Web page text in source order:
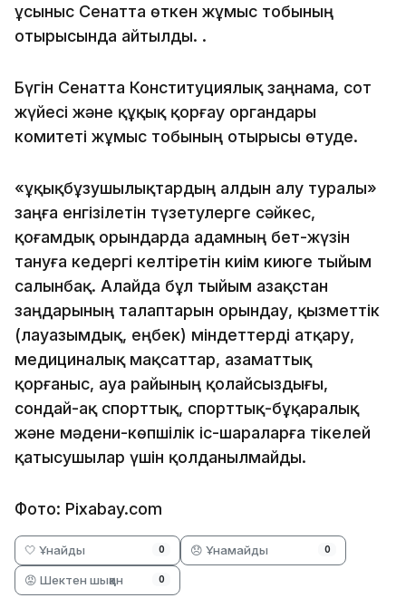
ұсыныс Сенатта өткен жұмыс тобының
отырысында айтылды. .
Бүгін Сенатта Конституциялық заңнама, сот
жүйесі және құқық қорғау органдары
комитеті жұмыс тобының отырысы өтуде.
«Құқықбұзушылықтардың алдын алу туралы»
заңға енгізілетін түзетулерге сәйкес,
қоғамдық орындарда адамның бет-жүзін
тануға кедергі келтіретін киім киюге тыйым
салынбақ. Алайда бұл тыйым Қазақстан
заңдарының талаптарын орындау, қызметтік
(лауазымдық, еңбек) міндеттерді атқару,
медициналық мақсаттар, азаматтық
қорғаныс, ауа райының қолайсыздығы,
сондай-ақ спорттық, спорттық-бұқаралық
және мәдени-көпшілік іс-шараларға тікелей
қатысушылар үшін қолданылмайды.
Фото: Pixabay.com
🤍 Ұнайды 0 😞 Ұнамайды 0
😡 Шектен шыққан 0